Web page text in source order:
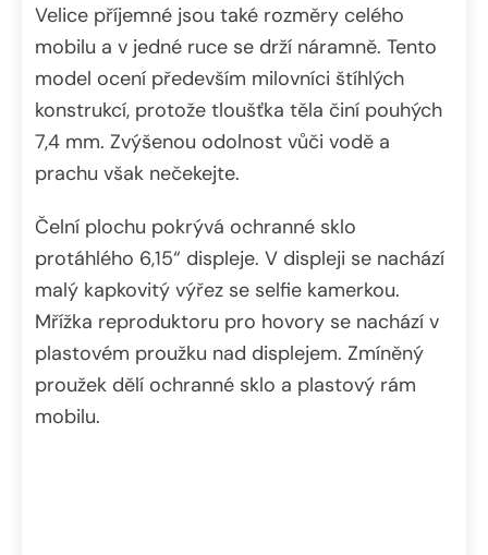
Velice příjemné jsou také rozměry celého
mobilu a v jedné ruce se drží náramně. Tento
model ocení především milovníci štíhlých
konstrukcí, protože tloušťka těla činí pouhých
7,4 mm. Zvýšenou odolnost vůči vodě a
prachu však nečekejte.
Čelní plochu pokrývá ochranné sklo
protáhlého 6,15“ displeje. V displeji se nachází
malý kapkovitý výřez se selfie kamerkou.
Mřížka reproduktoru pro hovory se nachází v
plastovém proužku nad displejem. Zmíněný
proužek dělí ochranné sklo a plastový rám
mobilu.